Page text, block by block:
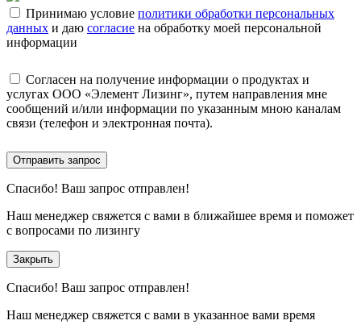
Принимаю условие политики обработки персональных
данных и даю согласие на обработку моей персональной
информации
Согласен на получение информации о продуктах и
услугах ООО «Элемент Лизинг», путем направления мне
сообщений и/или информации по указанным мною каналам
связи (телефон и электронная почта).
Отправить запрос
Спасибо! Ваш запрос отправлен!
Наш менеджер свяжется с вами в ближайшее время и поможет
с вопросами по лизингу
Закрыть
Спасибо! Ваш запрос отправлен!
Наш менеджер свяжется с вами в указанное вами время